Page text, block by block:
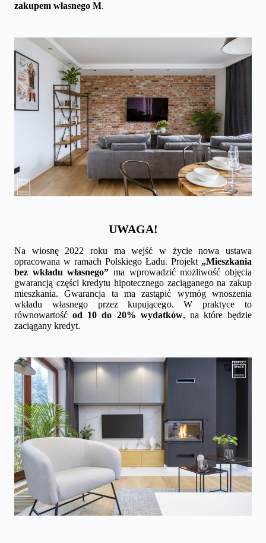
zakupem własnego M.
UWAGA!
Na wiosnę 2022 roku ma wejść w życie nowa ustawa
opracowana w ramach Polskiego Ładu. Projekt „Mieszkania
bez wkładu własnego” ma wprowadzić możliwość objęcia
gwarancją części kredytu hipotecznego zaciąganego na zakup
mieszkania. Gwarancja ta ma zastąpić wymóg wnoszenia
wkładu własnego przez kupującego. W praktyce to
równowartośćod 10 do 20% wydatków, na które będzie
zaciągany kredyt.